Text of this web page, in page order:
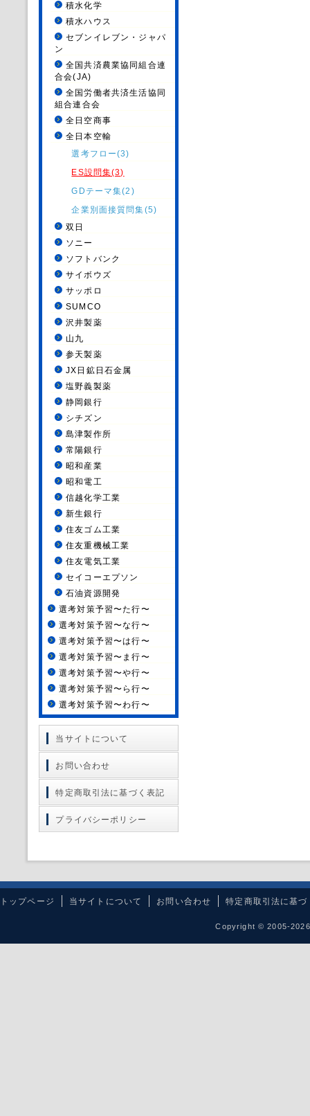
積水化学
積水ハウス
セブンイレブン・ジャパ
ン
全国共済農業協同組合連
合会(JA)
全国労働者共済生活協同
組合連合会
全日空商事
全日本空輸
選考フロー(3)
ES設問集(3)
GDテーマ集(2)
企業別面接質問集(5)
双日
ソニー
ソフトバンク
サイボウズ
サッポロ
SUMCO
沢井製薬
山九
参天製薬
JX日鉱日石金属
塩野義製薬
静岡銀行
シチズン
島津製作所
常陽銀行
昭和産業
昭和電工
信越化学工業
新生銀行
住友ゴム工業
住友重機械工業
住友電気工業
セイコーエプソン
石油資源開発
選考対策予習〜た行〜
選考対策予習〜な行〜
選考対策予習〜は行〜
選考対策予習〜ま行〜
選考対策予習〜や行〜
選考対策予習〜ら行〜
選考対策予習〜わ行〜
当サイトについて
お問い合わせ
特定商取引法に基づく表記
プライバシーポリシー
トップページ 当サイトについて お問い合わせ 特定商取引法に基づ
Copyright © 2005-